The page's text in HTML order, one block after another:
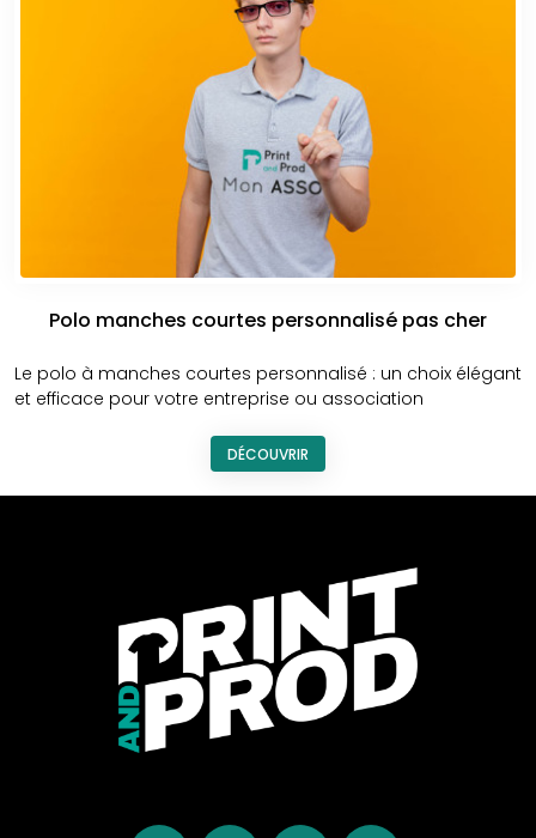
Polo manches courtes personnalisé pas cher
Le polo à manches courtes personnalisé : un choix élégant
et efficace pour votre entreprise ou association
DÉCOUVRIR